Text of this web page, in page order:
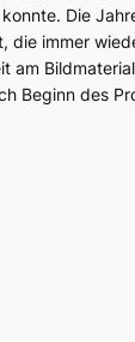
Die
die immer
am
Beginn des